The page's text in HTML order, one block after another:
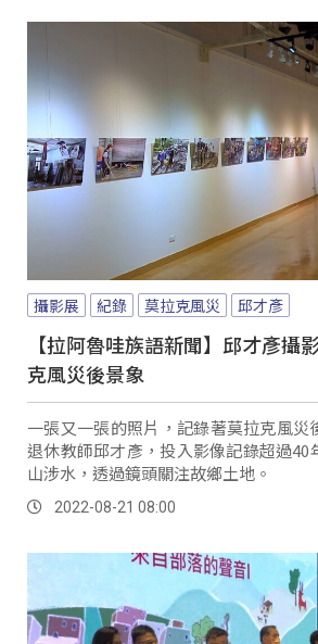
攝影展 紀錄 莫拉克風災 邱才彥
【拉阿魯哇族語新聞】邱才彥攝
克風災後景象
一張又一張的照片，記錄著莫拉克風災
退休教師邱才彥，投入影像記錄超過40
山涉水，透過鏡頭關注故鄉土地。
2022-08-21 08:00